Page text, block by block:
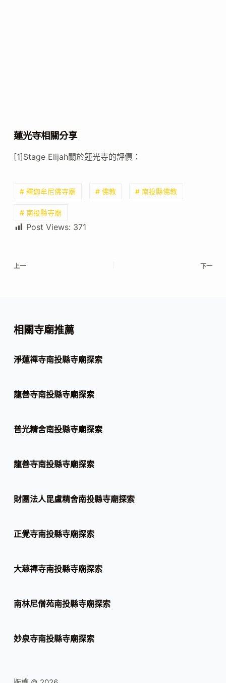
蓮光寺相關分享
[1]Stage Elijah關於蓮光寺的評價：
# 釋迦牟尼佛寺廟 # 佛教 # 南投縣佛教
# 南投縣寺廟
Post Views: 371
上一 下一
相關寺廟推薦
淨蓮禪寺南投縣寺廟探索
龍善寺南投縣寺廟探索
普光精舍南投縣寺廟探索
龍善寺南投縣寺廟探索
財團法人毘盧精舍南投縣寺廟探索
正覺寺南投縣寺廟探索
大慈禪寺南投縣寺廟探索
南林尼僧苑南投縣寺廟探索
妙泉寺南投縣寺廟探索